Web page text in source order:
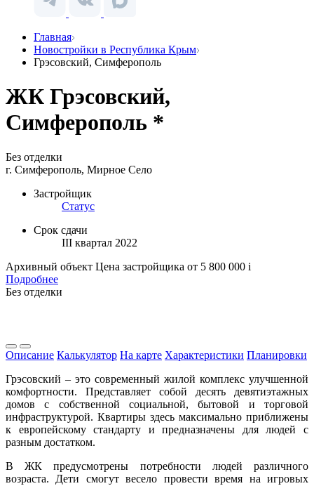
Главная
Новостройки в Республика Крым
Грэсовский, Симферополь
ЖК Грэсовский,
Симферополь *
Без отделки
г. Симферополь, Мирное Село
Застройщик
Статус
Срок сдачи
III квартал 2022
Архивный объект Цена застройщика от 5 800 000 i
Подробнее
Без отделки
Описание Калькулятор На карте Характеристики Планировки
Грэсовский ‒ это современный жилой комплекс улучшенной
комфортности. Представляет собой десять девятиэтажных
домов с собственной социальной, бытовой и торговой
инфраструктурой. Квартиры здесь максимально приближены
к европейскому стандарту и предназначены для людей с
разным достатком.
В ЖК предусмотрены потребности людей различного
возраста. Дети смогут весело провести время на игровых